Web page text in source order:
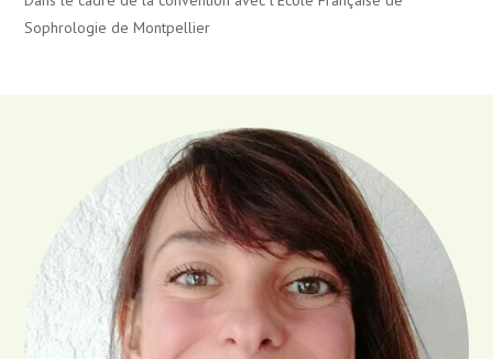
Sophrologie de Montpellier